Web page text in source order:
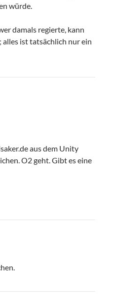
würde.
damals regierte, kann
alles ist tatsächlich nur ein
aus dem Unity
O2 geht. Gibt es eine